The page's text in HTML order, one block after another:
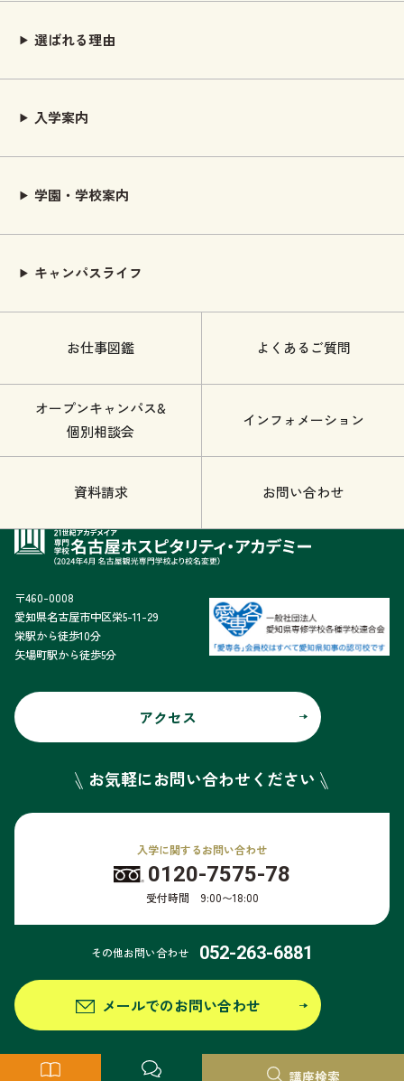
選ばれる理由
入学案内
学園・学校案内
キャンパスライフ
お仕事図鑑 よくあるご質問
オープンキャンパス&
個別相談会
インフォメーション
資料請求 お問い合わせ
〒460-0008
愛知県名古屋市中区栄5-11-29
栄駅から徒歩10分
矢場町駅から徒歩5分
アクセス
お気軽にお問い合わせください
入学に関するお問い合わせ
0120-7575-78
受付時間 9:00〜18:00
その他お問い合わせ 052-263-6881
メールでのお問い合わせ
個人情報保護方針 このサイトについて サイトマップ
情報公開
講座検索